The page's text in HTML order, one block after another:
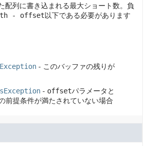
配列に書き込まれる最大ショート数。負
- offset以下である必要があります
- このバッファの残りが
- offsetパラメータと
前提条件が満たされていない場合